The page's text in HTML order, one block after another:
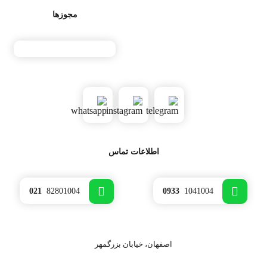
موجود در کود مرغی 50 درصد باشد در هر تن کود مرغی: 20 کیلوگرم
کود اسبی می­ تواند به تنهایی عملکرد قابل توجهی را ایجاد نماید. این کود
برای بالا بردن کیفیت کمپوست می توان از مکمل های غذایی همچون
سبوس گندم، آرد دانه ای و دانه های خشک شده جو استفاده کرد.
روش های کمپوست سازی برای پرورش قارچ
مجوزها
اطلاعات تماس
0933 1041004
021 82801004
اصفهان، خیابان بزرگمهر